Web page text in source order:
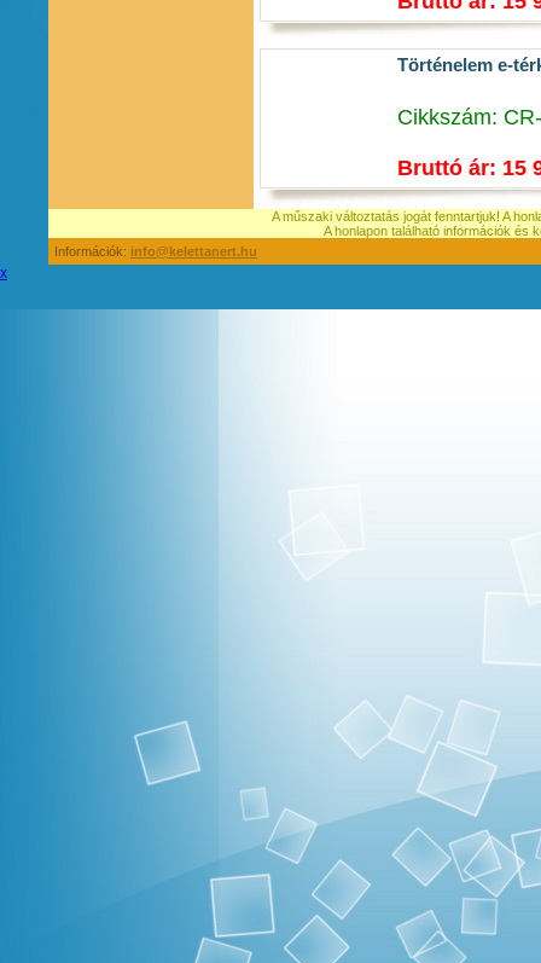
Történelem e-
Cikkszám:
Bruttó ár: 15
A műszaki változtatás jogát fenntartjuk! A
A honlapon található információk és
Információk: info@kelettanert.hu
x